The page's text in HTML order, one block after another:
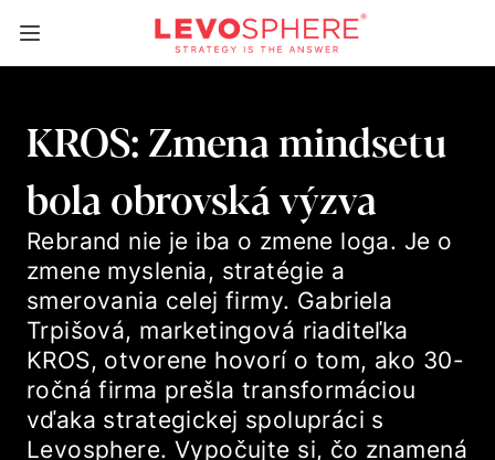
KROS: Zmena mindsetu
bola obrovská výzva
Rebrand nie je iba o zmene loga. Je o
zmene myslenia, stratégie a
smerovania celej firmy. Gabriela
Trpišová, marketingová riaditeľka
KROS, otvorene hovorí o tom, ako 30-
ročná firma prešla transformáciou
vďaka strategickej spolupráci s
Levosphere. Vypočujte si, čo znamená